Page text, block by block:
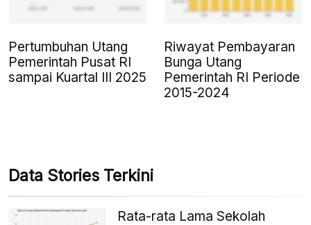
Pertumbuhan Utang
Pemerintah Pusat RI
sampai Kuartal III 2025
Riwayat Pembayaran
Bunga Utang
Pemerintah RI Periode
2015-2024
Data Stories Terkini
Rata-rata Lama Sekolah